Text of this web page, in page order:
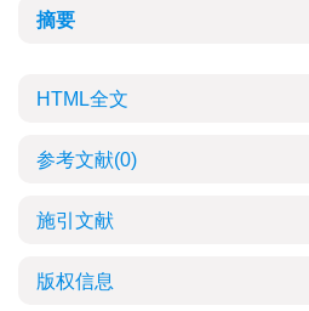
摘要
HTML全文
参考文献(0)
施引文献
版权信息